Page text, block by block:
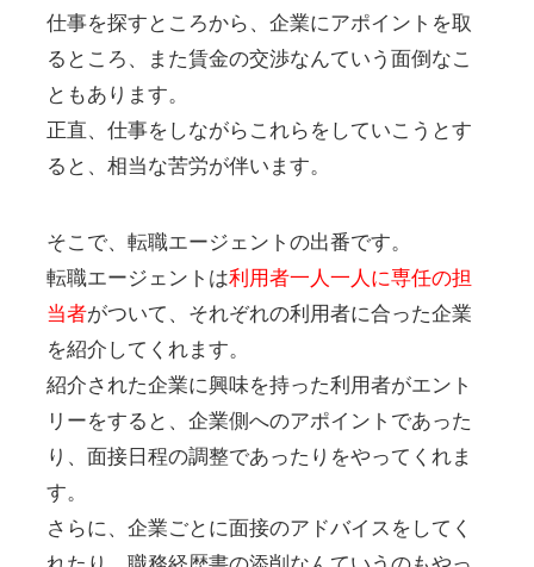
仕事を探すところから、企業にアポイントを取
るところ、また賃金の交渉なんていう面倒なこ
ともあります。
正直、仕事をしながらこれらをしていこうとす
ると、相当な苦労が伴います。
そこで、転職エージェントの出番です。
転職エージェントは利用者一人一人に専任の担
当者がついて、それぞれの利用者に合った企業
を紹介してくれます。
紹介された企業に興味を持った利用者がエント
リーをすると、企業側へのアポイントであった
り、面接日程の調整であったりをやってくれま
す。
さらに、企業ごとに面接のアドバイスをしてく